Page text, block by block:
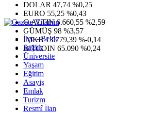
DOLAR 47,74 %0,25
EURO 55,25 %0,43
G.ALTIN6.660,55 %2,59
GÜMÜŞ 98 %3,57
IMKB13.779,39 %-0,14
BITCOIN 65.090 %0,24
İlçe - Belde
Sağlık
Üniversite
Yaşam
Eğitim
Asayiş
Emlak
Turizm
Resmî İlan